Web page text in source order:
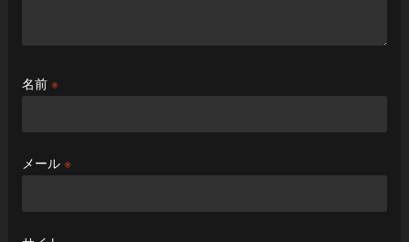
名前 ※
メール ※